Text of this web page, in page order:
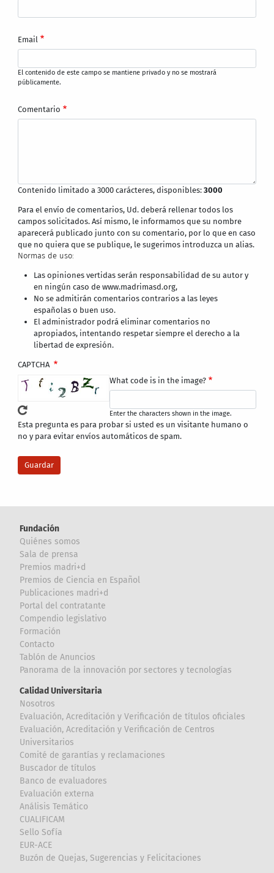
Email
El contenido de este campo se mantiene privado y no se mostrará
públicamente.
Comentario
Contenido limitado a 3000 carácteres, disponibles:3000
Para el envío de comentarios, Ud. deberá rellenar todos los
campos solicitados. Así mismo, le informamos que su nombre
aparecerá publicado junto con su comentario, por lo que en caso
que no quiera que se publique, le sugerimos introduzca un alias.
Normas de uso:
Las opiniones vertidas serán responsabilidad de su autor y
en ningún caso de www.madrimasd.org,
No se admitirán comentarios contrarios a las leyes
españolas o buen uso.
El administrador podrá eliminar comentarios no
apropiados, intentando respetar siempre el derecho a la
libertad de expresión.
CAPTCHA
What code is in the image?
Enter the characters shown in the image.
Esta pregunta es para probar si usted es un visitante humano o
no y para evitar envíos automáticos de spam.
Fundación
Quiénes somos
Sala de prensa
Premios madri+d
Premios de Ciencia en Español
Publicaciones madri+d
Portal del contratante
Compendio legislativo
Formación
Contacto
Tablón de Anuncios
Panorama de la innovación por sectores y tecnologías
Calidad Universitaria
Nosotros
Evaluación, Acreditación y Verificación de títulos oficiales
Evaluación, Acreditación y Verificación de Centros
Universitarios
Comité de garantías y reclamaciones
Buscador de títulos
Banco de evaluadores
Evaluación externa
Análisis Temático
CUALIFICAM
Sello Sofía
EUR-ACE
Buzón de Quejas, Sugerencias y Felicitaciones